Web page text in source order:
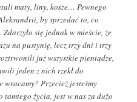
maty, liny, kosze… Pewnego
by sprzedać to, co
się jednak w mieście, że
na pustynię, lecz trzy dni i trzy
już wszystkie pieniądze,
jeden z nich rzekł do
Przecież jesteśmy
życia, jest w nas za dużo